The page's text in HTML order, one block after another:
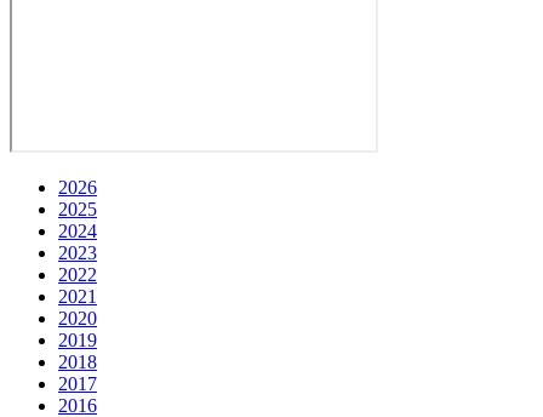
2026
2025
2024
2023
2022
2021
2020
2019
2018
2017
2016